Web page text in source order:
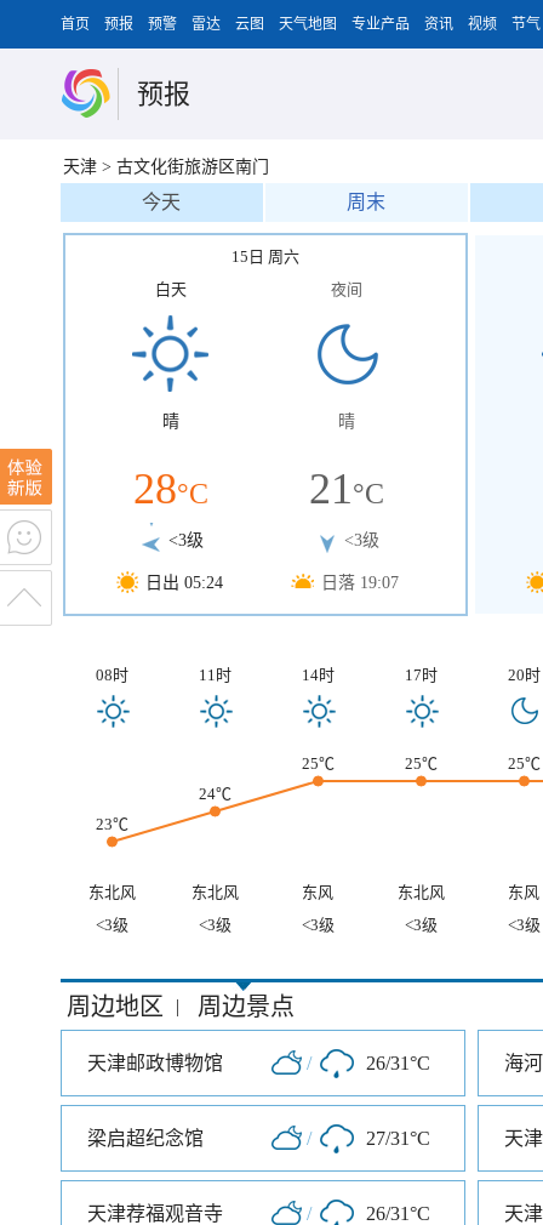
首页 预报 预警 雷达 云图 天气地图 专业产品 资讯 视频 节气
预报
天津 > 古文化街旅游区南门
今天 周末
15日 周六
白天
晴
28°C
<3级
日出 05:24
夜间
晴
21°C
<3级
日落 19:07
08时 11时 14时 17时 20时
23℃
24℃
25℃ 25℃ 25℃
东北风 东北风 东风 东北风
东风
<3级
<3级 <3级 <3级 <3级
周边地区 | 周边景点
天津邮政博物馆 / 26/31°C
梁启超纪念馆 / 27/31°C
天津荐福观音寺 / 26/31°C 天